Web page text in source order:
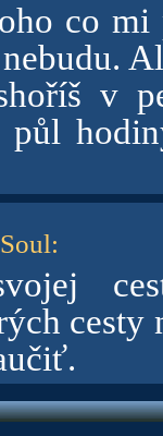
co mi
v
půl
:
cesty